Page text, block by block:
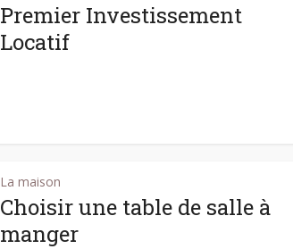
Premier Investissement
Locatif
La maison
Choisir une table de salle à
manger